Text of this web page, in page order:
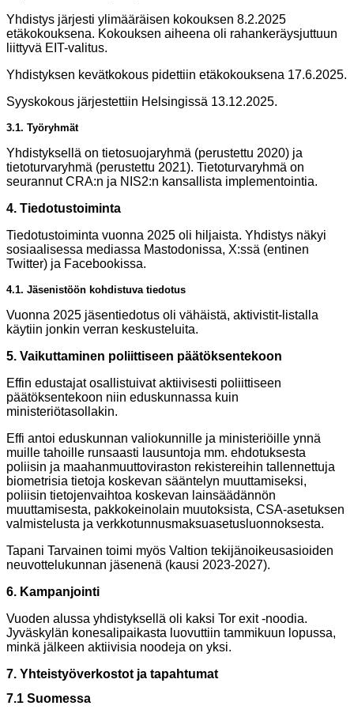
Yhdistys järjesti ylimääräisen kokouksen 8.2.2025
etäkokouksena. Kokouksen aiheena oli rahankeräysjuttuun
liittyvä EIT-valitus.
Yhdistyksen kevätkokous pidettiin etäkokouksena 17.6.2025.
Syyskokous järjestettiin Helsingissä 13.12.2025.
3.1. Työryhmät
Yhdistyksellä on tietosuojaryhmä (perustettu 2020) ja
tietoturvaryhmä (perustettu 2021). Tietoturvaryhmä on
seurannut CRA:n ja NIS2:n kansallista implementointia.
4. Tiedotustoiminta
Tiedotustoiminta vuonna 2025 oli hiljaista. Yhdistys näkyi
sosiaalisessa mediassa Mastodonissa, X:ssä (entinen
Twitter) ja Facebookissa.
4.1. Jäsenistöön kohdistuva tiedotus
Vuonna 2025 jäsentiedotus oli vähäistä, aktivistit-listalla
käytiin jonkin verran keskusteluita.
5. Vaikuttaminen poliittiseen päätöksentekoon
Effin edustajat osallistuivat aktiivisesti poliittiseen
päätöksentekoon niin eduskunnassa kuin
ministeriötasollakin.
Effi antoi eduskunnan valiokunnille ja ministeriöille ynnä
muille tahoille runsaasti lausuntoja mm. ehdotuksesta
poliisin ja maahanmuuttoviraston rekistereihin tallennettuja
biometrisia tietoja koskevan sääntelyn muuttamiseksi,
poliisin tietojenvaihtoa koskevan lainsäädännön
muuttamisesta, pakkokeinolain muutoksista, CSA-asetuksen
valmistelusta ja verkkotunnusmaksuasetusluonnoksesta.
Tapani Tarvainen toimi myös Valtion tekijänoikeusasioiden
neuvottelukunnan jäsenenä (kausi 2023-2027).
6. Kampanjointi
Vuoden alussa yhdistyksellä oli kaksi Tor exit -noodia.
Jyväskylän konesalipaikasta luovuttiin tammikuun lopussa,
minkä jälkeen aktiivisia noodeja on yksi.
7. Yhteistyöverkostot ja tapahtumat
7.1 Suomessa